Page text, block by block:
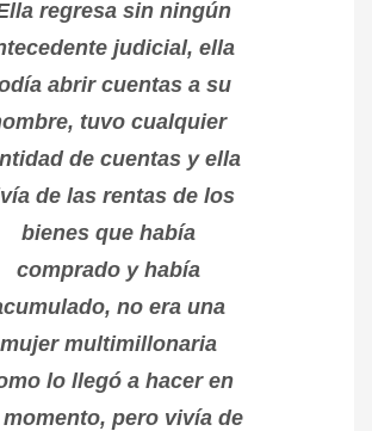
regresa sin ningún
judicial, ella
abrir cuentas a su
tuvo cualquier
de cuentas y ella
de las rentas de los
bienes que había
comprado y había
no era una
mujer multimillonaria
lo llegó a hacer en
pero vivía de